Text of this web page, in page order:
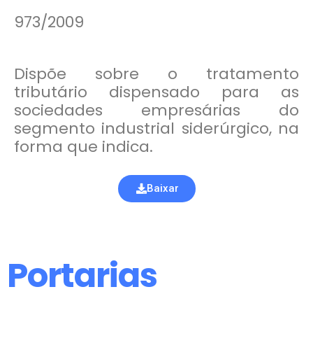
973/2009
Dispõe sobre o tratamento
tributário dispensado para as
sociedades empresárias do
segmento industrial siderúrgico, na
forma que indica.
Baixar
Portarias